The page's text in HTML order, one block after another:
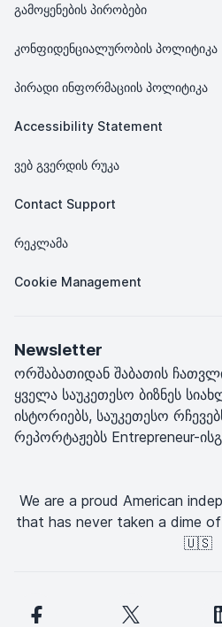
გამოყენების პირობები
კონფიდენციალურობის პოლიტიკა
პირადი ინფორმაციის პოლიტიკა
Accessibility Statement
ვებ გვერდის რუკა
Contact Support
რეკლამა
Cookie Management
Newsletter
ორშაბათიდან შაბათის
ყველა საუკეთესო ბიზნეს
ისტორიებს, საუკეთესო
რეპორტაჟებს Entrepreneur-
We are a proud American
that has never taken a dime
🇺🇸